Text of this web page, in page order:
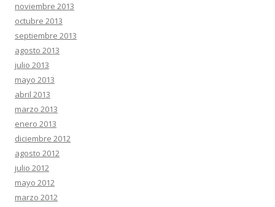
noviembre 2013
octubre 2013
septiembre 2013
agosto 2013
julio 2013
mayo 2013
abril 2013
marzo 2013
enero 2013
diciembre 2012
agosto 2012
julio 2012
mayo 2012
marzo 2012